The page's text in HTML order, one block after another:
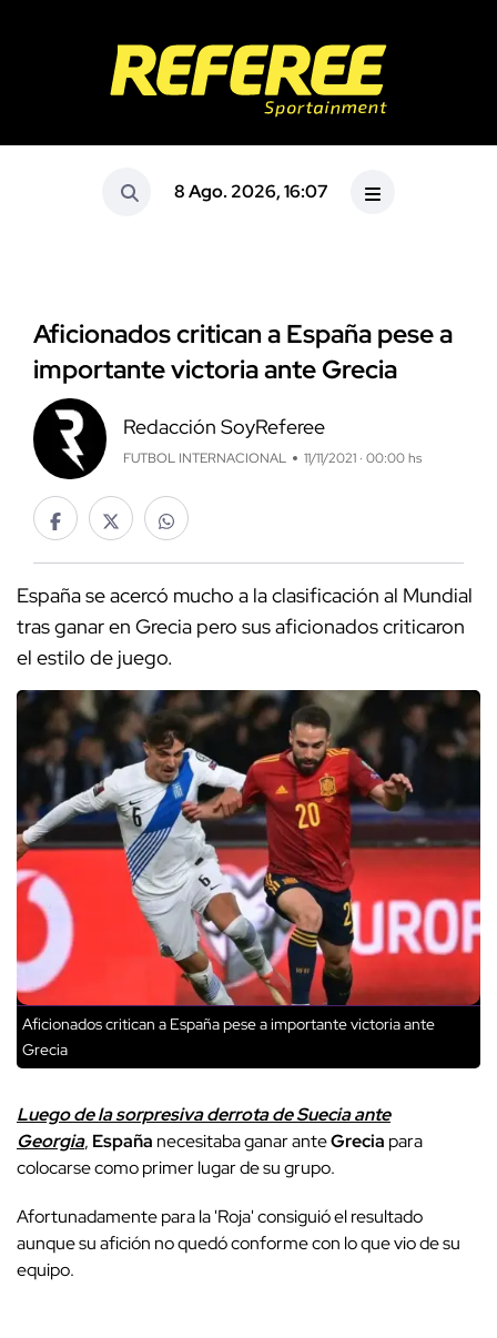
8 Ago. 2026, 16:07
Aficionados critican a España pese a
importante victoria ante Grecia
Redacción SoyReferee
FUTBOL INTERNACIONAL 11/11/2021 · 00:00 hs
España se acercó mucho a la clasificación al Mundial
tras ganar en Grecia pero sus aficionados criticaron
el estilo de juego.
Aficionados critican a España pese a importante victoria ante
Grecia
Luego de la sorpresiva derrota de Suecia ante
Georgia, España necesitaba ganar anteGrecia para
colocarse como primer lugar de su grupo.
Afortunadamente para la 'Roja' consiguió el resultado
aunque su afición no quedó conforme con lo que vio de su
equipo.